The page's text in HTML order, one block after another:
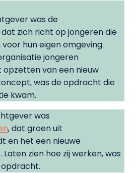
was de
dat zich richt op jongeren die
hun eigen omgeving.
jongeren
van een nieuw
was de opdracht die
kwam.
was
, dat groen uit
en het een nieuwe
zien hoe zij werken, was